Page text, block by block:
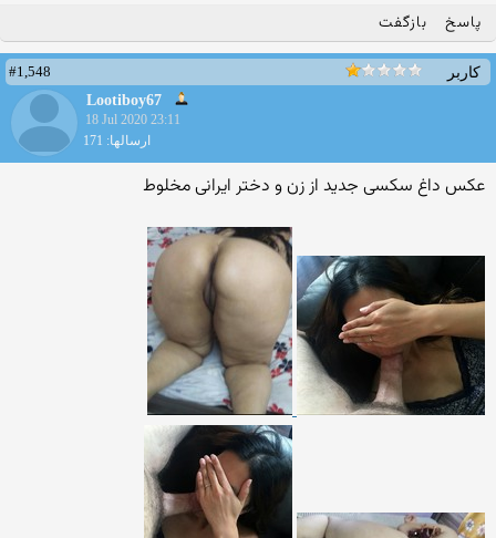
پاسخ بازگفت
کاربر
#1,548
Lootiboy67
18 Jul 2020 23:11
ارسالها: 171
عکس داغ سکسی جدید از زن و دختر ایرانی مخلوط